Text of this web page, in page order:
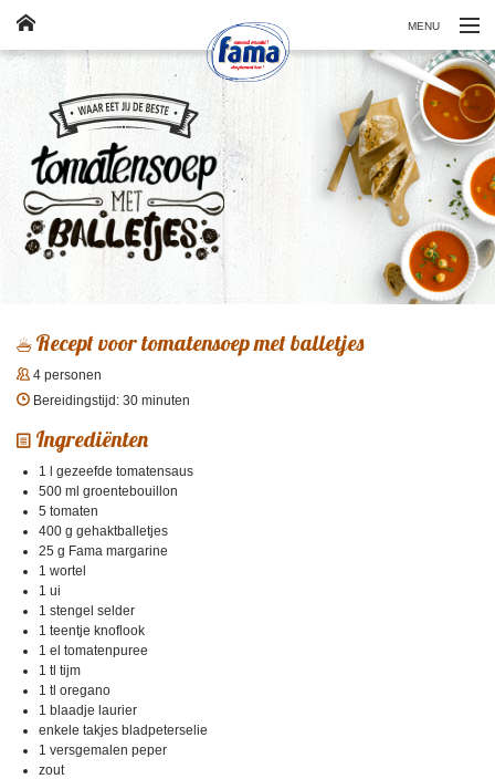
MENU
Klassiekers
Producten
Veelgestelde vragen
Contact
Recept voor tomatensoep met balletjes
4 personen
Bereidingstijd: 30 minuten
Ingrediënten
1 l gezeefde tomatensaus
500 ml groentebouillon
5 tomaten
400 g gehaktballetjes
25 g Fama margarine
1 wortel
1 ui
1 stengel selder
1 teentje knoflook
1 el tomatenpuree
1 tl tijm
1 tl oregano
1 blaadje laurier
enkele takjes bladpeterselie
1 versgemalen peper
zout